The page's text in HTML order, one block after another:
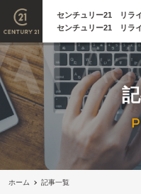
センチュリー21 リラ
センチュリー21 リラ
ホーム 記事一覧